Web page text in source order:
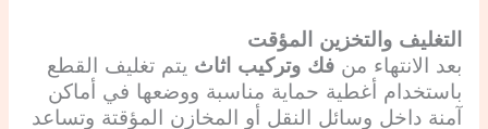
التغليف والتخزين المؤقت
بعد الانتهاء من فك وتركيب اثاث يتم تغليف القطع
باستخدام أغطية حماية مناسبة ووضعها في أماكن
آمنة داخل وسائل النقل أو المخازن المؤقتة وتساعد